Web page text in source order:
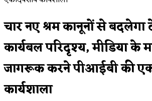
चार नए श्रम कानूनों से
कार्यबल परिदृश्य, मीडिया के
जागरूक करने पीआईबी की
कार्यशाला